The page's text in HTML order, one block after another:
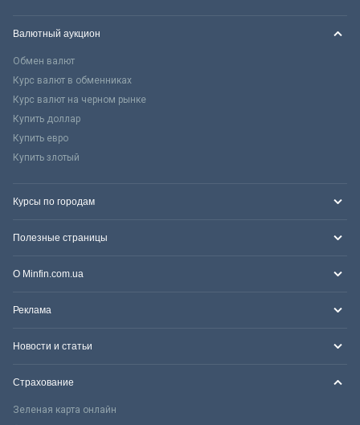
Валютный аукцион
Обмен валют
Курс валют в обменниках
Курс валют на черном рынке
Купить доллар
Купить евро
Купить злотый
Курсы по городам
Полезные страницы
О Minfin.com.ua
Реклама
Новости и статьи
Страхование
Зеленая карта онлайн